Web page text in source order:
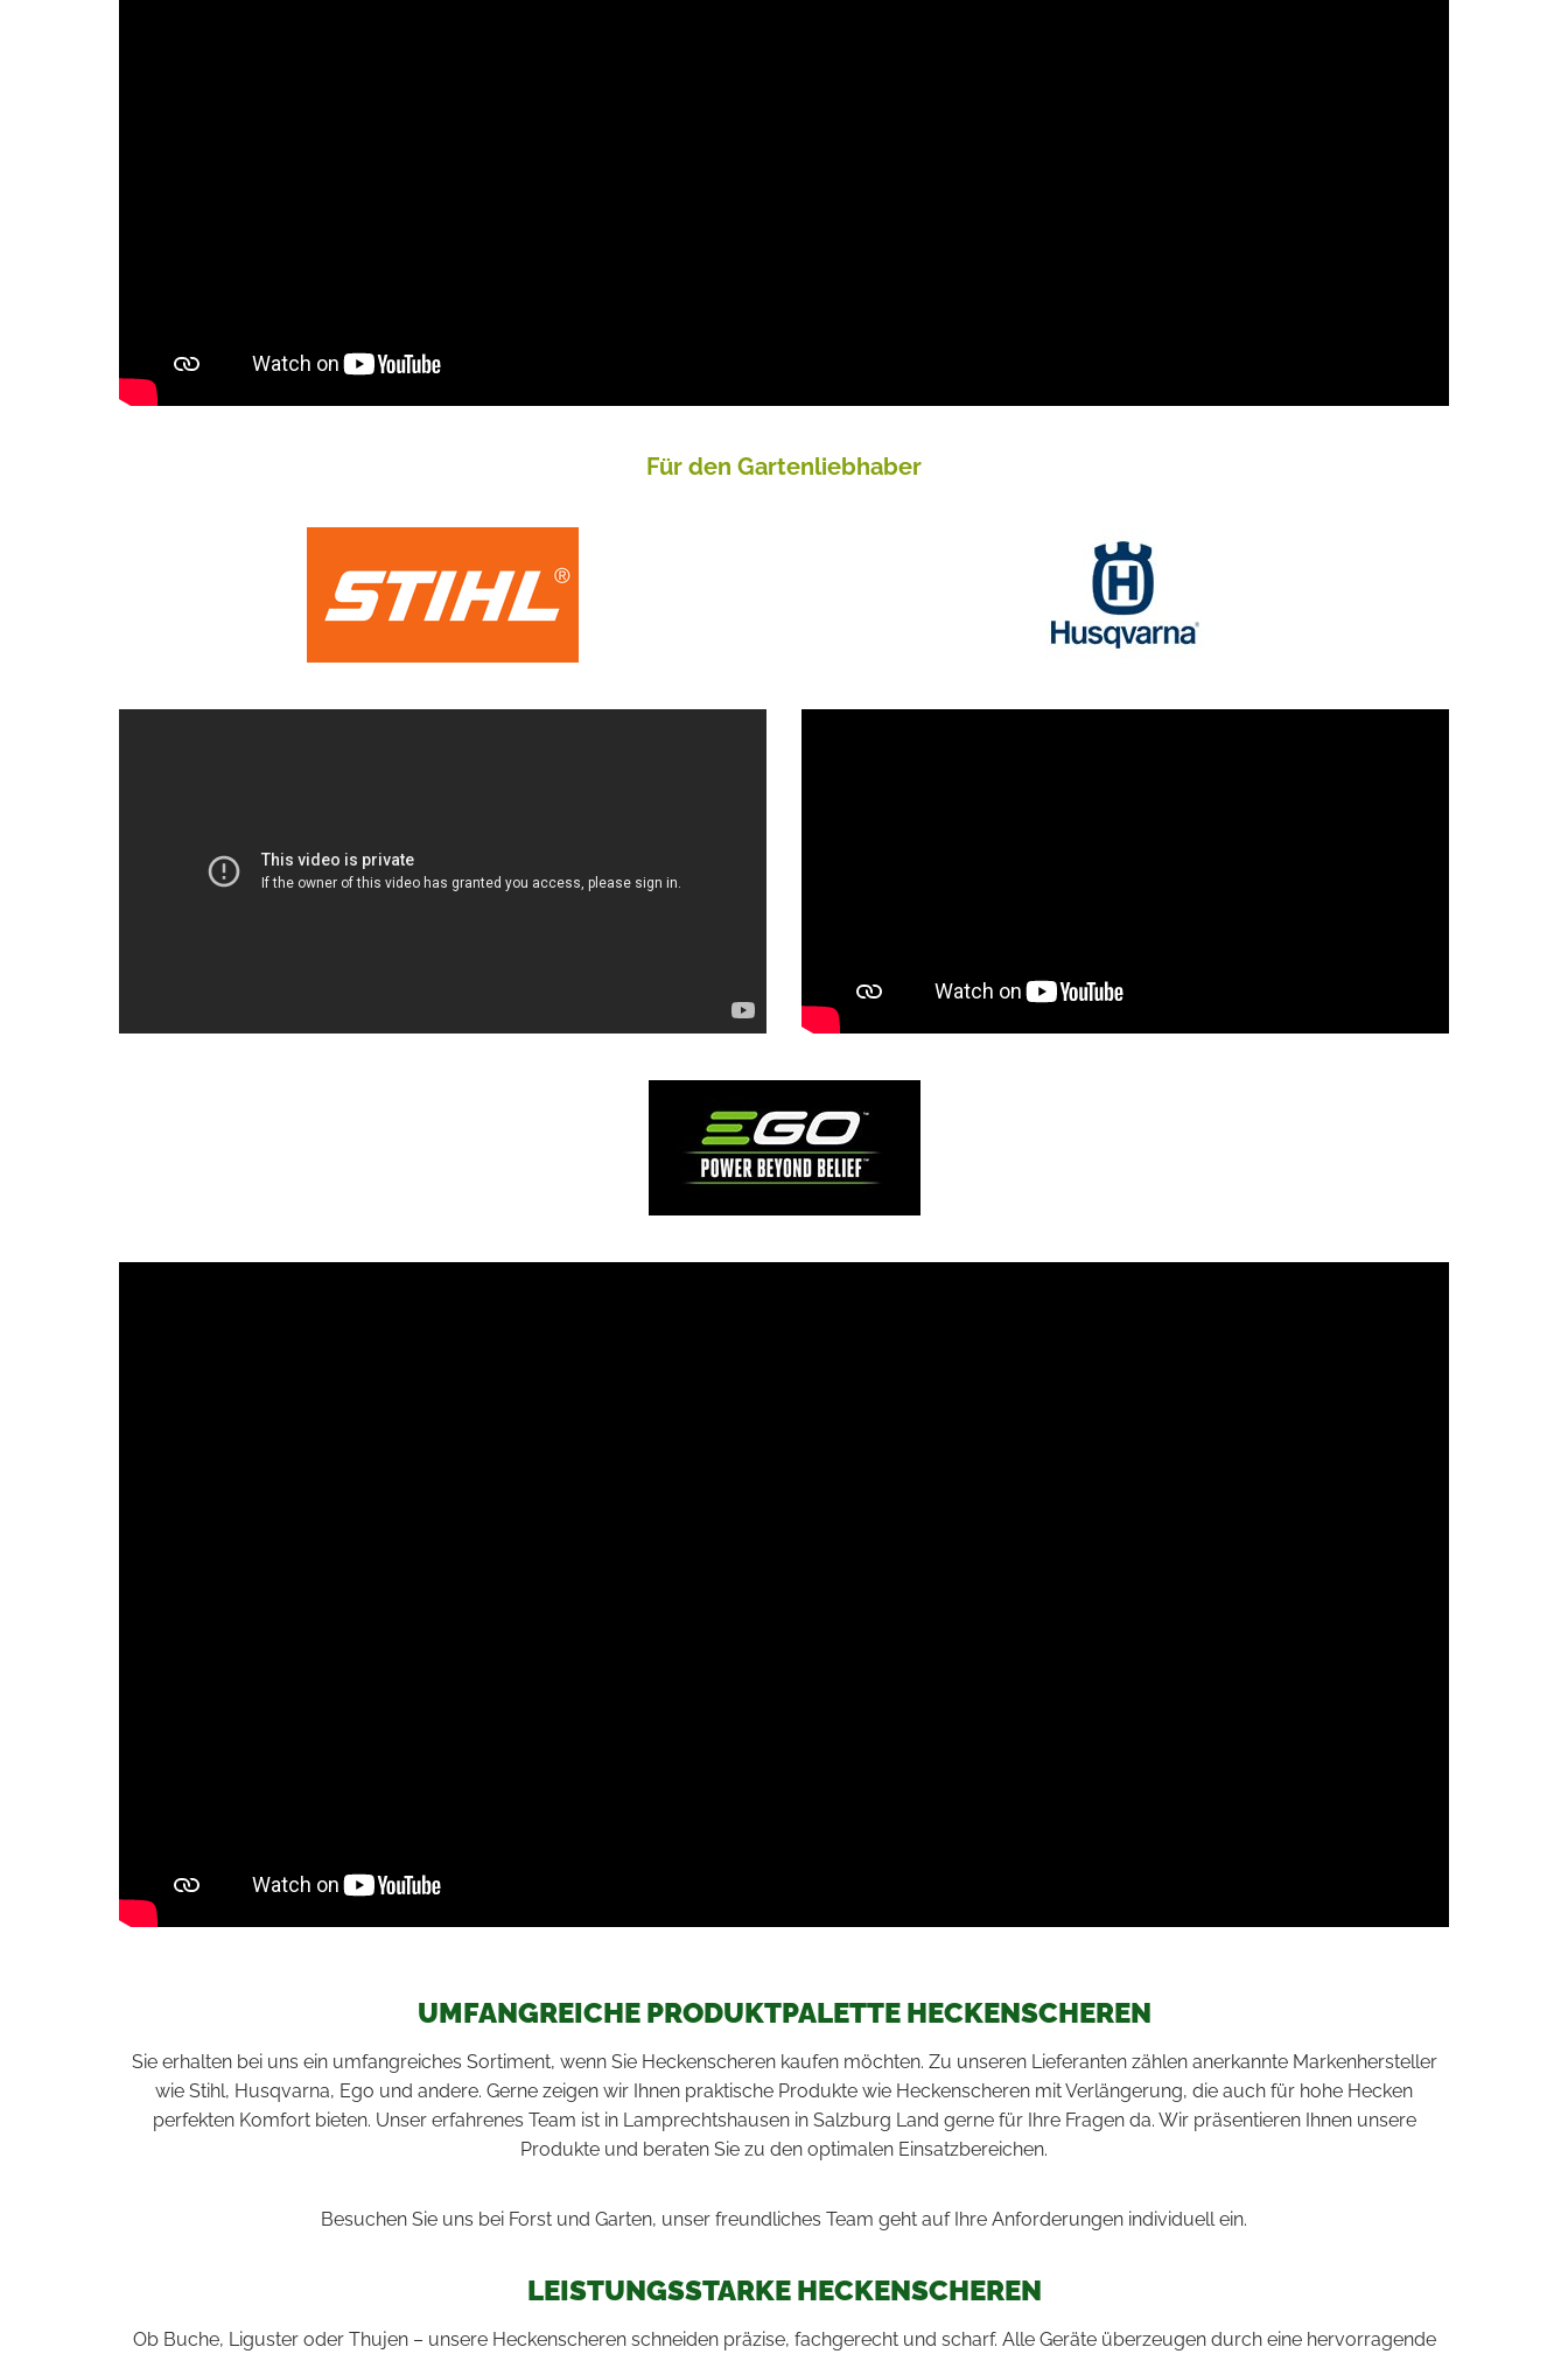
Für den Gartenliebhaber
UMFANGREICHE PRODUKTPALETTE HECKENSCHEREN
Sie erhalten bei uns ein umfangreiches Sortiment, wenn Sie Heckenscheren kaufen möchten. Zu unseren Lieferanten zählen anerkannte Markenhersteller
wie Stihl, Husqvarna, Ego und andere. Gerne zeigen wir Ihnen praktische Produkte wie Heckenscheren mit Verlängerung, die auch für hohe Hecken
perfekten Komfort bieten. Unser erfahrenes Team ist in Lamprechtshausen in Salzburg Land gerne für Ihre Fragen da. Wir präsentieren Ihnen unsere
Produkte und beraten Sie zu den optimalen Einsatzbereichen.
Besuchen Sie uns bei Forst und Garten, unser freundliches Team geht auf Ihre Anforderungen individuell ein.
LEISTUNGSSTARKE HECKENSCHEREN
Ob Buche, Liguster oder Thujen – unsere Heckenscheren schneiden präzise, fachgerecht und scharf. Alle Geräte überzeugen durch eine hervorragende